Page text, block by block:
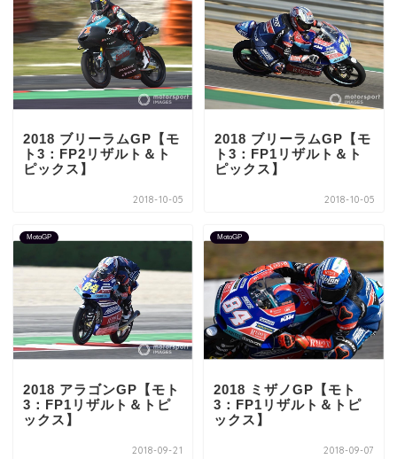
2018 ブリーラムGP【モ
ト3：FP2リザルト＆ト
ピックス】
2018-10-05
2018 ブリーラムGP【モ
ト3：FP1リザルト＆ト
ピックス】
2018-10-05
MotoGP
2018 アラゴンGP【モト
3：FP1リザルト＆トピ
ックス】
2018-09-21
MotoGP
2018 ミザノGP【モト
3：FP1リザルト＆トピ
ックス】
2018-09-07